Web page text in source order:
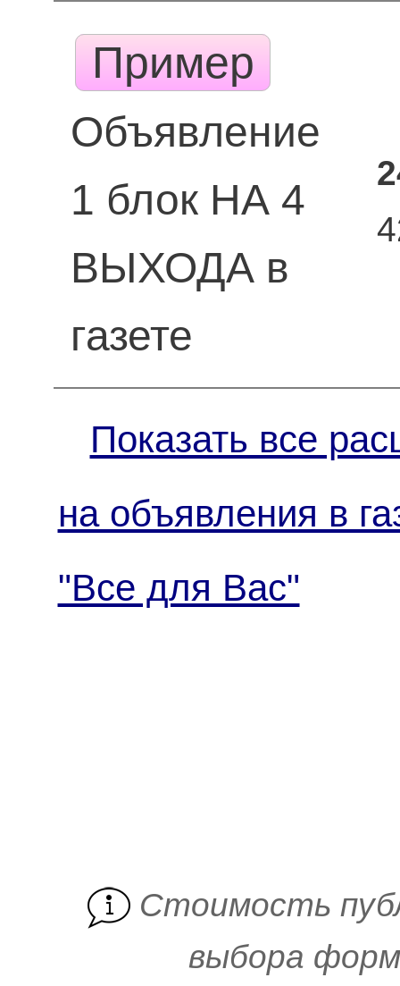
Пример
Объявление
1 блок НА 4
ВЫХОДА в
газете
Показать все
на объявления в
"Все для Вас"
Cтоимость
выбора